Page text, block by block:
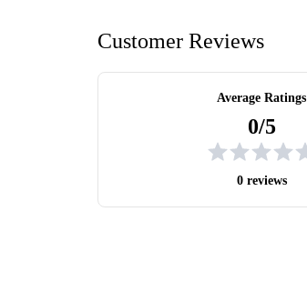
Customer Reviews
Average Ratings
0/5
0 reviews